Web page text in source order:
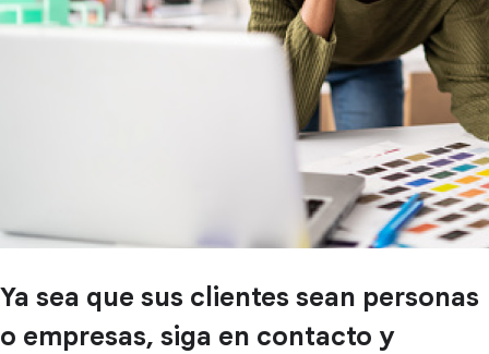
Ya sea que sus clientes sean personas
o empresas, siga en contacto y